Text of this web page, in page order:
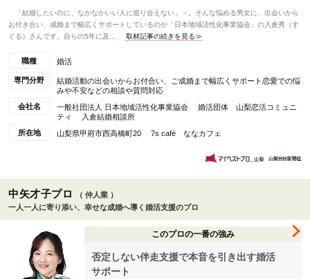
「結婚したいのに、なかなかいい人に巡り合えない」－。そんな悩める男女に、出会いから
お付き合い、成婚まで幅広くサポートしているのが「日本地域活性化事業協会」の入倉秀（す
ぐる）さんです。自らの5年に及...
取材記事の続きを見る≫
職種 婚活
専門分野
結婚活動の出会いからお付合い、ご成婚まで幅広くサポート恋愛での悩
みや不安などの相談や質問対応
会社名
一般社団法人 日本地域活性化事業協会 婚活団体 山梨恋活コミュニ
ティ 入倉結婚相談所
所在地
山梨県甲府市西高橋町20 7s café ななカフェ
中矢才子プロ
（ 仲人業 ）
一人一人に寄り添い、幸せな成婚へ導く婚活支援のプロ
このプロの一番の強み
否定しない伴走支援で本音を引き出す婚活
サポート